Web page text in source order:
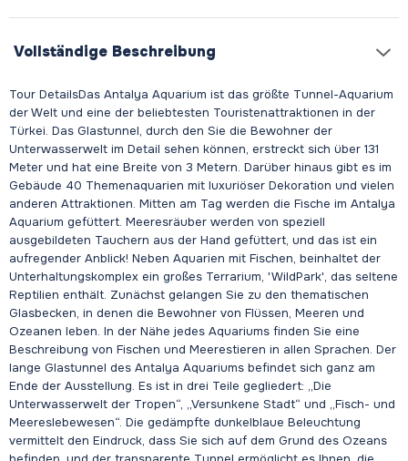
Vollständige Beschreibung
Tour DetailsDas Antalya Aquarium ist das größte Tunnel-Aquarium
der Welt und eine der beliebtesten Touristenattraktionen in der
Türkei. Das Glastunnel, durch den Sie die Bewohner der
Unterwasserwelt im Detail sehen können, erstreckt sich über 131
Meter und hat eine Breite von 3 Metern. Darüber hinaus gibt es im
Gebäude 40 Themenaquarien mit luxuriöser Dekoration und vielen
anderen Attraktionen. Mitten am Tag werden die Fische im Antalya
Aquarium gefüttert. Meeresräuber werden von speziell
ausgebildeten Tauchern aus der Hand gefüttert, und das ist ein
aufregender Anblick! Neben Aquarien mit Fischen, beinhaltet der
Unterhaltungskomplex ein großes Terrarium, 'WildPark', das seltene
Reptilien enthält. Zunächst gelangen Sie zu den thematischen
Glasbecken, in denen die Bewohner von Flüssen, Meeren und
Ozeanen leben. In der Nähe jedes Aquariums finden Sie eine
Beschreibung von Fischen und Meerestieren in allen Sprachen. Der
lange Glastunnel des Antalya Aquariums befindet sich ganz am
Ende der Ausstellung. Es ist in drei Teile gegliedert: „Die
Unterwasserwelt der Tropen“, „Versunkene Stadt“ und „Fisch- und
Meereslebewesen“. Die gedämpfte dunkelblaue Beleuchtung
vermittelt den Eindruck, dass Sie sich auf dem Grund des Ozeans